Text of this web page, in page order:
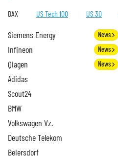
DAX US Tech 100 US 30
Siemens Energy News
Infineon News
Qiagen News
Adidas
Scout24
BMW
Volkswagen Vz.
Deutsche Telekom
Beiersdorf